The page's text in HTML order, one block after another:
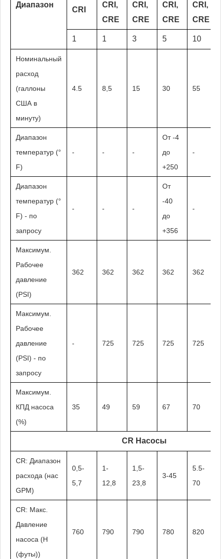
Диапазон
CRI
CRI,
CRE
CRI,
CRE
CRI,
CRE
CRI,
CRE
1 1 3 5 10
Номинальный
расход
(галлоны
США в
минуту)
4.5 8,5 15 30 55
Диапазон
температур (°
F)
- - -
От -4
до
+250
-
Диапазон
температур (°
F) - по
запросу
- - -
От
-40
до
+356
-
Максимум.
Рабочее
давление
(PSI)
362 362 362 362 362
Максимум.
Рабочее
давление
(PSI) - по
запросу
- 725 725 725 725
Максимум.
КПД насоса
(%)
35 49 59 67 70
CR Насосы
CR: Диапазон
расхода (нас
GPM)
0,5-
5,7
1-
12,8
1,5-
23,8
3-45
5.5-
70
CR: Макс.
Давление
насоса (H
(футы))
760 790 790 780 820